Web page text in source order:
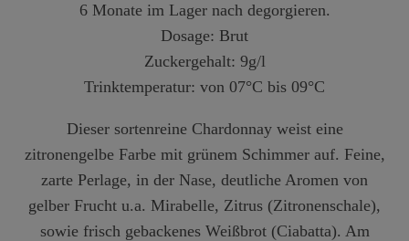
6 Monate im Lager nach degorgieren.
Dosage: Brut
Zuckergehalt: 9g/l
Trinktemperatur: von 07°C bis 09°C
Dieser sortenreine Chardonnay weist eine
zitronengelbe Farbe mit grünem Schimmer auf. Feine,
zarte Perlage, in der Nase, deutliche Aromen von
gelber Frucht u.a. Mirabelle, Zitrus (Zitronenschale),
sowie frisch gebackenes Weißbrot (Ciabatta). Am